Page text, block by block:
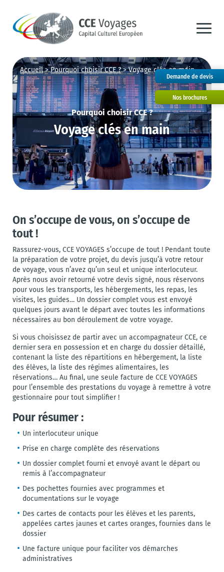
Demande de devis
Nos brochures
Accueil>Pourquoi choisir CCE ?>Voyage clés en main
Pourquoi choisir CCE ?
Voyage clés en main
On s’occupe de vous, on s’occupe de
tout !
Rassurez-vous, CCE VOYAGES s’occupe de tout ! Pendant toute
la préparation de votre projet, du devis jusqu’à votre retour
de voyage, vous n’avez qu’un seul et unique interlocuteur.
Après nous avoir retourné votre devis signé, nous réservons
pour vous les transports, les hébergements, les repas, les
visites, les guides… Un dossier complet vous est envoyé
quelques jours avant le départ avec toutes les informations
nécessaires au bon déroulement de votre voyage.
Si vous choisissez de partir avec un accompagnateur CCE, ce
dernier sera en possession et en charge du dossier détaillé,
contenant la liste des répartitions en hébergement, la liste
des élèves, la liste des régimes alimentaires, les
réservations… Au final, une seule facture de CCE VOYAGES
pour l’ensemble des prestations du voyage à remettre à votre
gestionnaire pour tout simplifier !
Pour résumer :
Un interlocuteur unique
Prise en charge complète des réservations
Un dossier complet fourni et envoyé avant le départ ou
remis à l’accompagnateur
Des pochettes fournies avec programmes et
documentations sur le voyage
Des cartes de contacts pour les élèves et les parents,
appelées cartes jaunes et cartes oranges, fournies dans le
dossier
Une facture unique pour faciliter vos démarches
administratives